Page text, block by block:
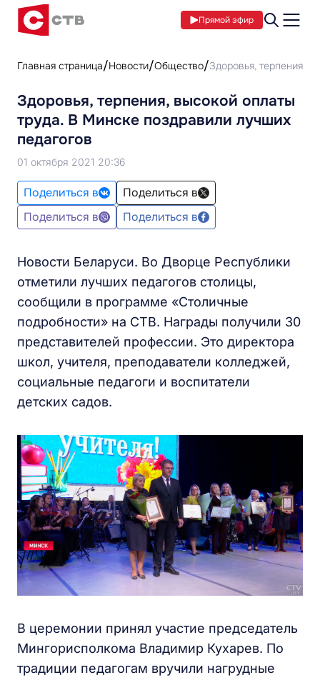
Прямой эфир
Главная страница Новости Общество Здоровья, терпения,
Здоровья, терпения, высокой оплаты
труда. В Минске поздравили лучших
педагогов
01 октября 2021 20:36
Поделиться в
Поделиться в
Поделиться в
Поделиться в
Новости Беларуси. Во Дворце Республики
отметили лучших педагогов столицы,
сообщили в программе «Столичные
подробности» на СТВ. Награды получили 30
представителей профессии. Это директора
школ, учителя, преподаватели колледжей,
социальные педагоги и воспитатели
детских садов.
В церемонии принял участие председатель
Мингорисполкома Владимир Кухарев. По
традиции педагогам вручили нагрудные